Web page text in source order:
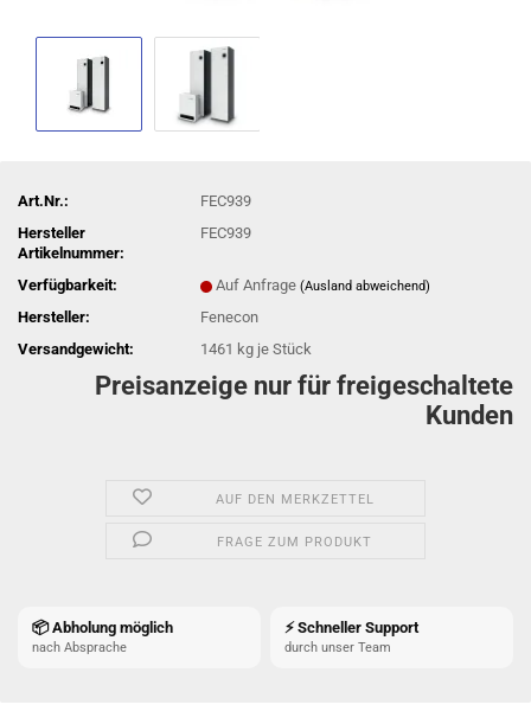
Art.Nr.:
FEC939
Hersteller
Artikelnummer:
FEC939
Verfügbarkeit: Auf Anfrage (Ausland abweichend)
Hersteller:
Fenecon
Versandgewicht:
1461 kg je Stück
Preisanzeige nur für freigeschaltete
Kunden
AUF DEN MERKZETTEL
FRAGE ZUM PRODUKT
📦 Abholung möglich
nach Absprache
⚡ Schneller Support
durch unser Team